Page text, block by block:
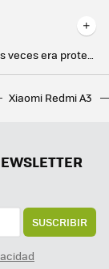
Instaló la actualización de Google para evitar el sobrecalentamiento en su Pixel 6a. El móvil se incendió igualmente mientras dormía
Christopher Nolan replica al derrotismo de Matt Damon sobre 'La Odisea': "El cine es vital y esencial, y sigue transformándose"
Xiaomi Redmi A3
SUSCRIBIR